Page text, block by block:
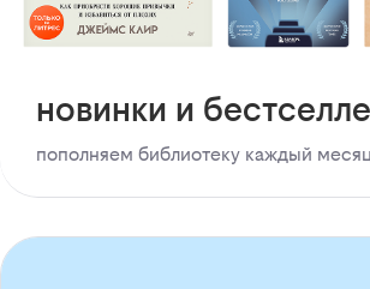
новинки и
пополняем библиотеку каждый